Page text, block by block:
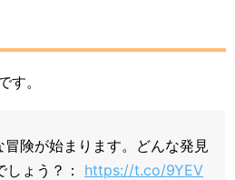
す。
冒険が始まります。どんな発見
ょう？： https://t.co/9YEV